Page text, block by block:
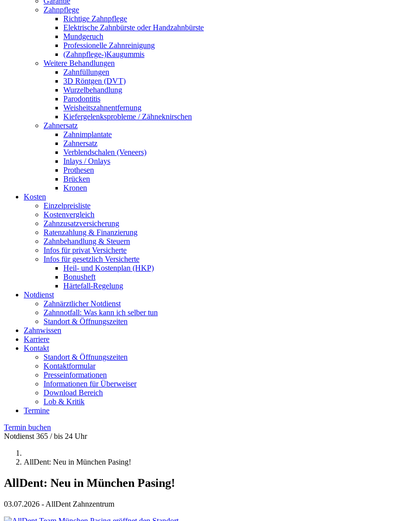
Zahnpflege
Richtige Zahnpflege
Elektrische Zahnbürste oder Handzahnbürste
Mundgeruch
Professionelle Zahnreinigung
(Zahnpflege-)Kaugummis
Weitere Behandlungen
Zahnfüllungen
3D Röntgen (DVT)
Wurzelbehandlung
Parodontitis
Weisheitszahnentfernung
Kiefergelenksprobleme / Zähneknirschen
Zahnersatz
Zahnimplantate
Zahnersatz
Verblendschalen (Veneers)
Inlays / Onlays
Prothesen
Brücken
Kronen
Kosten
Einzelpreisliste
Kostenvergleich
Zahnzusatzversicherung
Ratenzahlung & Finanzierung
Zahnbehandlung & Steuern
Infos für privat Versicherte
Infos für gesetzlich Versicherte
Heil- und Kostenplan (HKP)
Bonusheft
Härtefall-Regelung
Notdienst
Zahnärztlicher Notdienst
Zahnnotfall: Was kann ich selber tun
Standort & Öffnungszeiten
Zahnwissen
Karriere
Kontakt
Standort & Öffnungszeiten
Kontaktformular
Presseinformationen
Informationen für Überweiser
Download Bereich
Lob & Kritik
Termine
Termin buchen
Notdienst 365 / bis 24 Uhr
AllDent: Neu in München Pasing!
AllDent: Neu in München Pasing!
03.07.2026 - AllDent Zahnzentrum